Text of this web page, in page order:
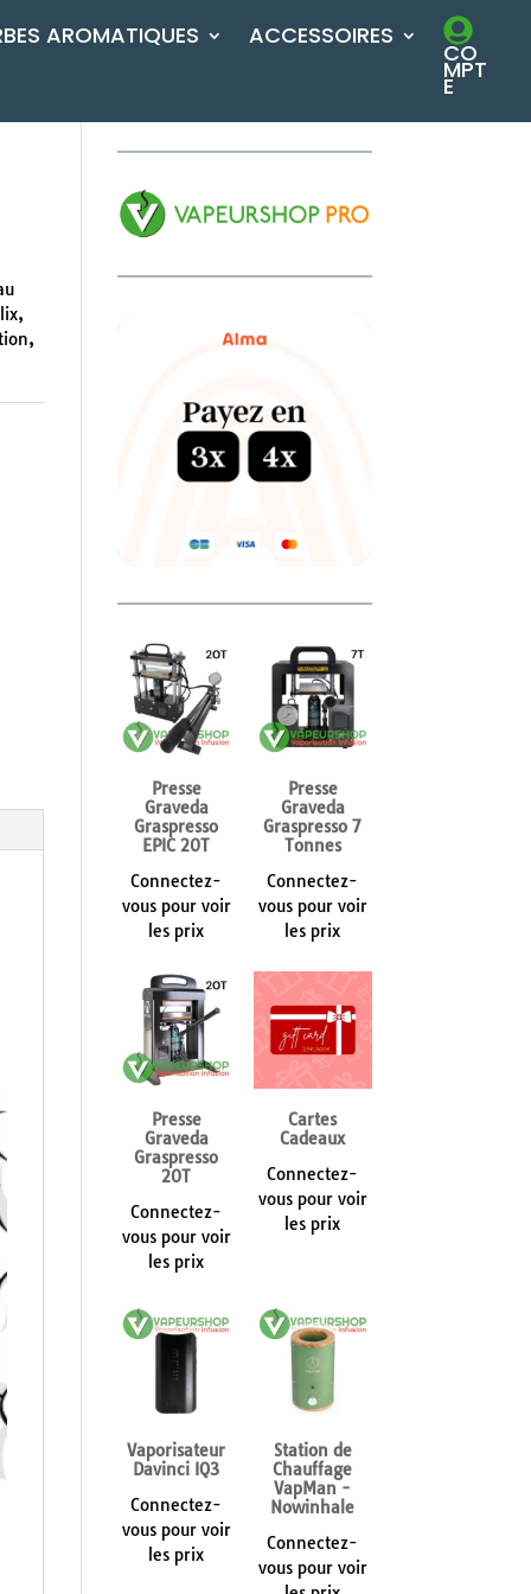
AROMATIQUES ACCESSOIRES
CO
MPT
E
Presse
Graveda
Graspresso
EPIC 20T
Connectez-
vous pour voir
les prix
Presse
Graveda
Graspresso 7
Tonnes
Connectez-
vous pour voir
les prix
Presse
Graveda
Graspresso
20T
Connectez-
vous pour voir
les prix
Cartes
Cadeaux
Connectez-
vous pour voir
les prix
Vaporisateur
Davinci IQ3
Connectez-
vous pour voir
les prix
Station de
Chauffage
VapMan -
Nowinhale
Connectez-
vous pour voir